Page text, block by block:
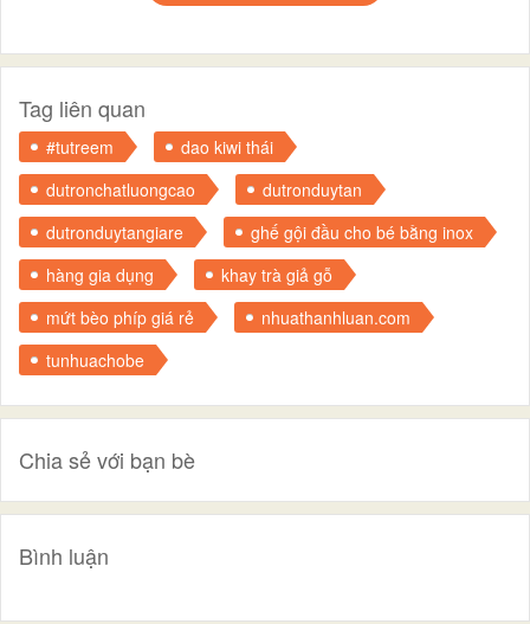
Tag liên quan
#tutreem
dao kiwi thái
dutronchatluongcao
dutronduytan
dutronduytangiare
ghế gội đầu cho bé bằng inox
hàng gia dụng
khay trà giả gỗ
mứt bèo phíp giá rẻ
nhuathanhluan.com
tunhuachobe
Chia sẻ với bạn bè
Bình luận